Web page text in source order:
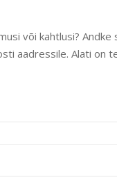
või kahtlusi?
aadressile. Alati on